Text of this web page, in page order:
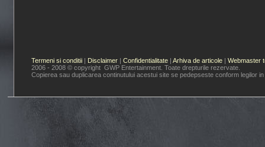
Termeni si conditii | Disclaimer | Confidentialitate | Arhiva de articole | Webmaster
2006 - 2008 © copyright GWP Entertainment. Toate drepturile rezervate.
Copierea sau duplicarea continutului acestui site se pedepseste conform legilor